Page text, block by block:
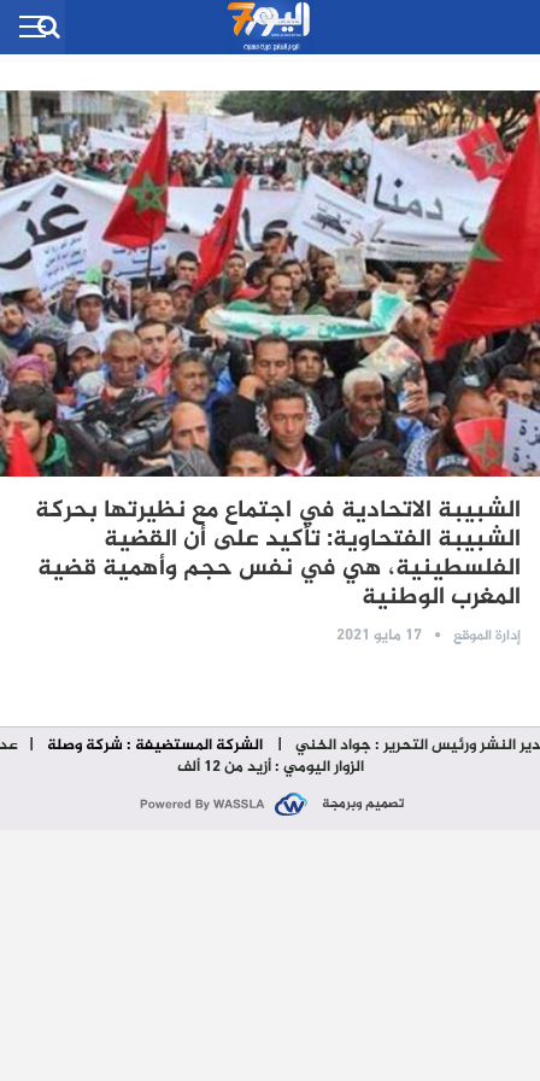
الشبيبة الاتحادية في اجتماع مع نظيرتها بحركة
الشبيبة الفتحاوية: تأكيد على أن القضية
الفلسطينية، هي في نفس حجم وأهمية قضية
المغرب الوطنية
إدارة الموقع 17 مايو 2021
النشر ورئيس التحرير : جواد الخني | الشركة المستضيفة : شركة وصلة |
الزوار اليومي : أزيد من 12 ألف
تصميم وبرمجة